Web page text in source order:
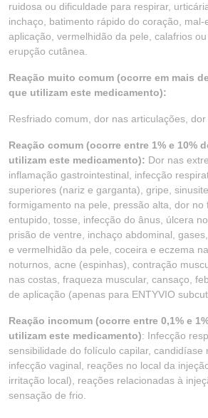
ruidosa ou dificuldade para respirar,
inchaço, batimento rápido do coração, mal-
aplicação, vermelhidão da pele, calafrios
erupção cutânea.
Reação muito comum (ocorre em mais
que utilizam este medicamento):
Resfriado comum, dor nas articulações, dor
Reação comum (ocorre entre 1% e 10%
utilizam este medicamento): Dor nas
inflamação gastrointestinal, infecção
superiores (nariz e garganta), gripe,
formigamento na pele, pressão alta, dor no
entupido, tosse, infecção do ânus, úlcera
prisão de ventre, inchaço abdominal,
e vermelhidão da pele, coceira e eczema
noturnos, acne (espinhas), contração
nas costas, fraqueza muscular, cansaço,
de aplicação (apenas para ENTYVIO
Reação incomum (ocorre entre 0,1% e
utilizam este medicamento): Infecção
sensibilidade do folículo capilar, candidíase
infecção vaginal, reações no local da
irritação local), reações relacionadas à
sensação de frio.